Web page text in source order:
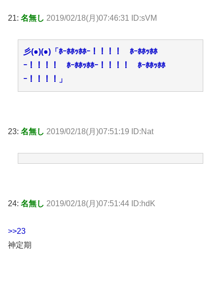
21: 名無し 2019/02/18(月)07:46:31 ID:sVM
彡(●)(●)「ﾎｰﾎﾎｯﾎﾎｰ！！！！ ﾎｰﾎﾎｯﾎﾎ
ｰ！！！！ ﾎｰﾎﾎｯﾎﾎｰ！！！！ ﾎｰﾎﾎｯﾎﾎ
ｰ！！！！」
23: 名無し 2019/02/18(月)07:51:19 ID:Nat
24: 名無し 2019/02/18(月)07:51:44 ID:hdK
>>23
神定期